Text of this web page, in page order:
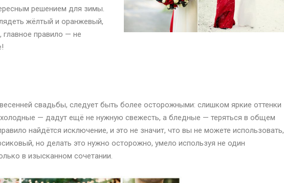
решением для зимы.
жёлтый и оранжевый,
правило — не
свадьбы, следует быть более осторожными: слишком яркие оттенки
— дадут ещё не нужную свежесть, а бледные — теряться в общем
найдётся исключение, и это не значит, что вы не можете использовать,
но делать это нужно осторожно, умело используя не один
в изысканном сочетании.